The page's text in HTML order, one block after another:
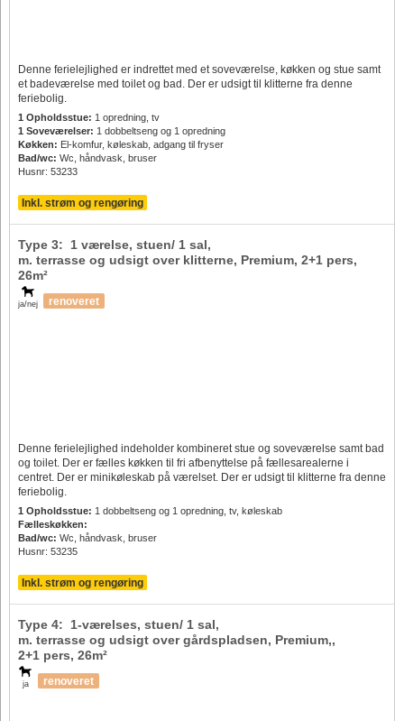
1 Opholdsstue: 1 opredning, tv
1 Soveværelser: 1 dobbeltseng og 1 opredning
Køkken: El-komfur, køleskab, adgang til fryser
Bad/wc: Wc, håndvask, bruser
Husnr: 53233
Denne ferielejlighed er indrettet med et soveværelse, køkken og stue samt
et badeværelse med toilet og bad. Der er udsigt til klitterne fra denne
feriebolig.
Inkl. strøm og rengøring
ja/nej
Type 3: 1 værelse, stuen/ 1 sal,
m. terrasse og udsigt over klitterne, Premium, 2+1 pers,
26m²
renoveret
1 Opholdsstue: 1 dobbeltseng og 1 opredning, tv, køleskab
Fælleskøkken:
Bad/wc: Wc, håndvask, bruser
Husnr: 53235
Denne ferielejlighed indeholder kombineret stue og soveværelse samt bad
og toilet. Der er fælles køkken til fri afbenyttelse på fællesarealerne i
centret. Der er minikøleskab på værelset. Der er udsigt til klitterne fra denne
feriebolig.
Inkl. strøm og rengøring
ja
Type 4: 1-værelses, stuen/ 1 sal,
m. terrasse og udsigt over gårdspladsen, Premium,,
2+1 pers, 26m²
renoveret